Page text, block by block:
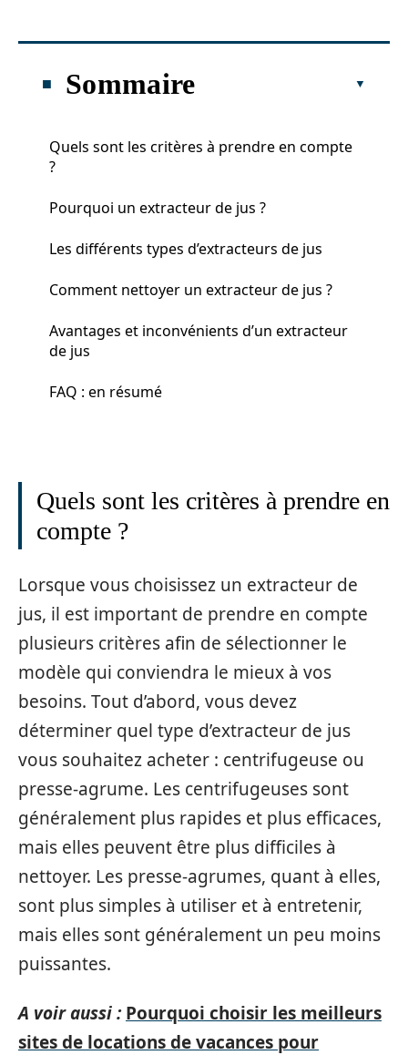
Sommaire
Quels sont les critères à prendre en compte
?
Pourquoi un extracteur de jus ?
Les différents types d’extracteurs de jus
Comment nettoyer un extracteur de jus ?
Avantages et inconvénients d’un extracteur
de jus
FAQ : en résumé
Quels sont les critères à prendre en
compte ?
Lorsque vous choisissez un extracteur de
jus, il est important de prendre en compte
plusieurs critères afin de sélectionner le
modèle qui conviendra le mieux à vos
besoins. Tout d’abord, vous devez
déterminer quel type d’extracteur de jus
vous souhaitez acheter : centrifugeuse ou
presse-agrume. Les centrifugeuses sont
généralement plus rapides et plus efficaces,
mais elles peuvent être plus difficiles à
nettoyer. Les presse-agrumes, quant à elles,
sont plus simples à utiliser et à entretenir,
mais elles sont généralement un peu moins
puissantes.
A voir aussi : Pourquoi choisir les meilleurs
sites de locations de vacances pour